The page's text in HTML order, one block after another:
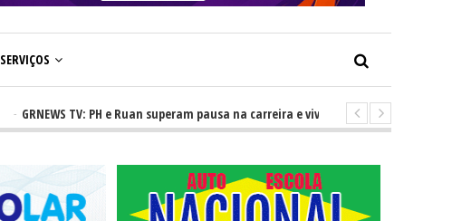
SERVIÇOS
TV: PH e Ruan superam pausa na carreira e vivem ascensão no cenário